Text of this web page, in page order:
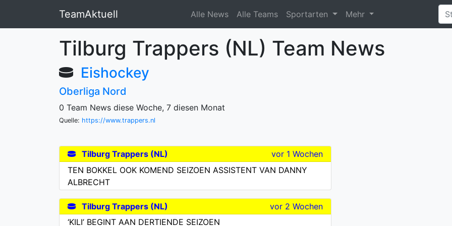
TeamAktuell Alle News Alle Teams Sportarten Mehr
Tilburg Trappers (NL) Team News
Eishockey
Oberliga Nord
0 Team News diese Woche, 7 diesen Monat
Quelle: https://www.trappers.nl
Tilburg Trappers (NL)
vor 1 Wochen
TEN BOKKEL OOK KOMEND SEIZOEN ASSISTENT VAN DANNY
ALBRECHT
Tilburg Trappers (NL)
vor 2 Wochen
‘KILI’ BEGINT AAN DERTIENDE SEIZOEN